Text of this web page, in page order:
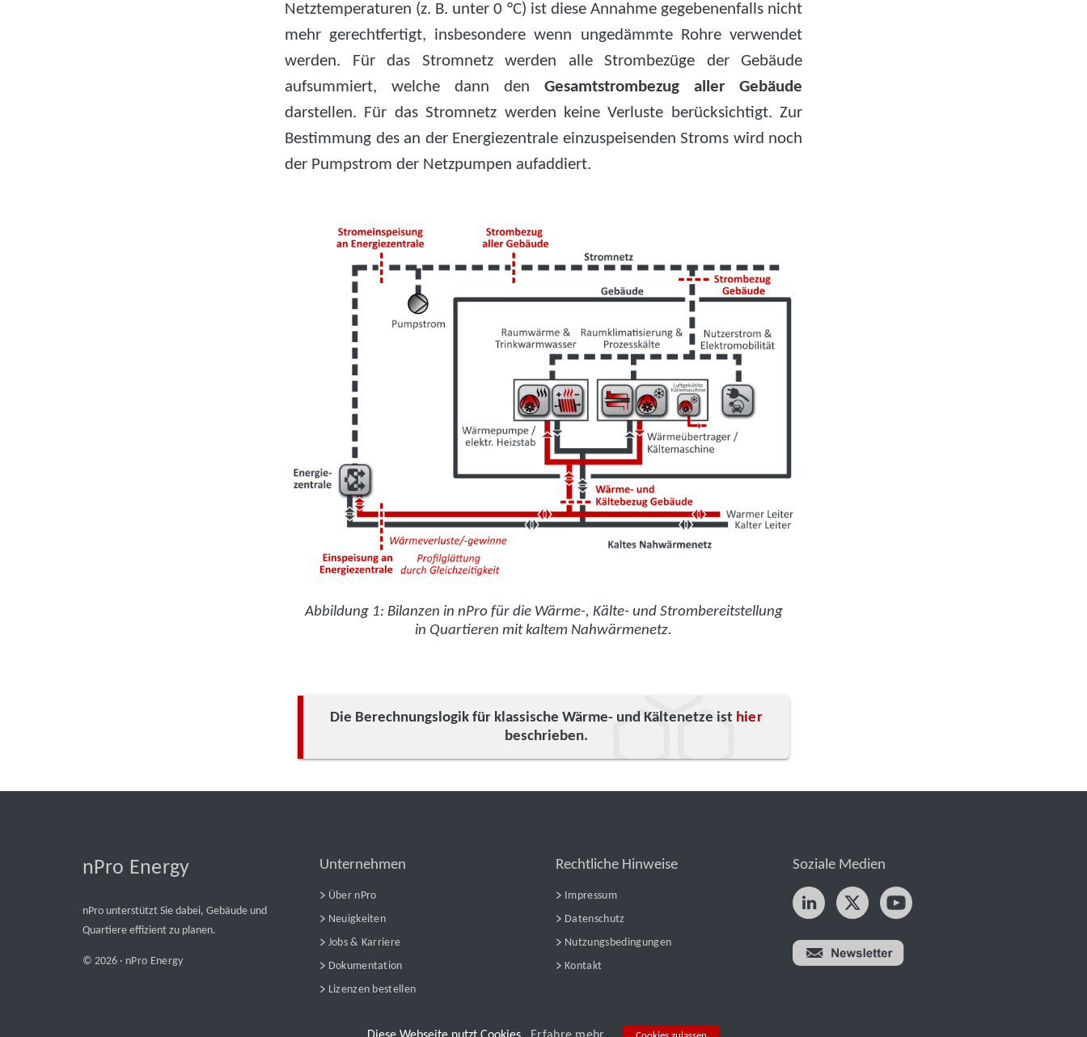
Netztemperaturen (z. B. unter 0 °C) ist diese Annahme gegebenenfalls nicht
mehr gerechtfertigt, insbesondere wenn ungedämmte Rohre verwendet
werden. Für das Stromnetz werden alle Strombezüge der Gebäude
aufsummiert, welche dann den Gesamtstrombezug aller Gebäude
darstellen. Für das Stromnetz werden keine Verluste berücksichtigt. Zur
Bestimmung des an der Energiezentrale einzuspeisenden Stroms wird noch
der Pumpstrom der Netzpumpen aufaddiert.
Abbildung 1: Bilanzen in nPro für die Wärme-, Kälte- und Strombereitstellung
in Quartieren mit kaltem Nahwärmenetz.
Die Berechnungslogik für klassische Wärme- und Kältenetze ist hier
beschrieben.
nPro Energy
nPro unterstützt Sie dabei, Gebäude und
Quartiere effizient zu planen.
© 2026 · nPro Energy
Unternehmen
Über nPro
Neuigkeiten
Jobs & Karriere
Dokumentation
Lizenzen bestellen
Rechtliche Hinweise
Impressum
Datenschutz
Nutzungsbedingungen
Kontakt
Soziale Medien